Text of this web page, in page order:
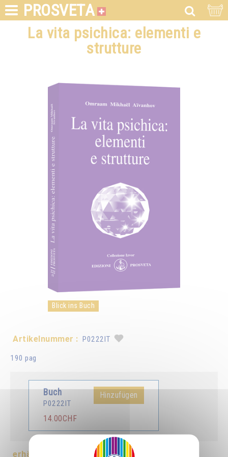
PROSVETA
La vita psichica: elementi e
strutture
Blick ins Buch
Artikelnummer : P0222IT
190 pag
Buch
P0222IT
14.00CHF
Hinzufügen
erhältlich in : Français Deutsch